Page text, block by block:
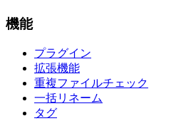
機能
プラグイン
拡張機能
重複ファイルチェック
一括リネーム
タグ